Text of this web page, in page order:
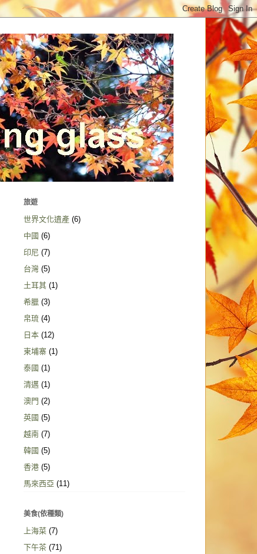
旅遊
世界文化遺產 (6)
中國 (6)
印尼 (7)
台灣 (5)
土耳其 (1)
希臘 (3)
帛琉 (4)
日本 (12)
柬埔寨 (1)
泰國 (1)
清邁 (1)
澳門 (2)
英國 (5)
越南 (7)
韓國 (5)
香港 (5)
馬來西亞 (11)
美食(依種類)
上海菜 (7)
下午茶 (71)